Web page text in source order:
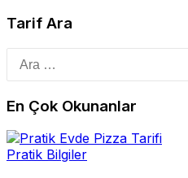
Tarif Ara
En Çok Okunanlar
Pratik Bilgiler